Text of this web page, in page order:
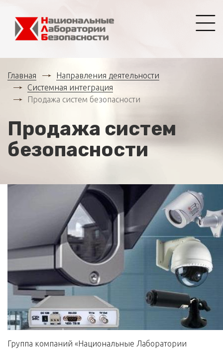
Главная
Направления деятельности
Системная интеграция
Продажа систем безопасности
Продажа систем
безопасности
Группа компаний «Национальные Лаборатории